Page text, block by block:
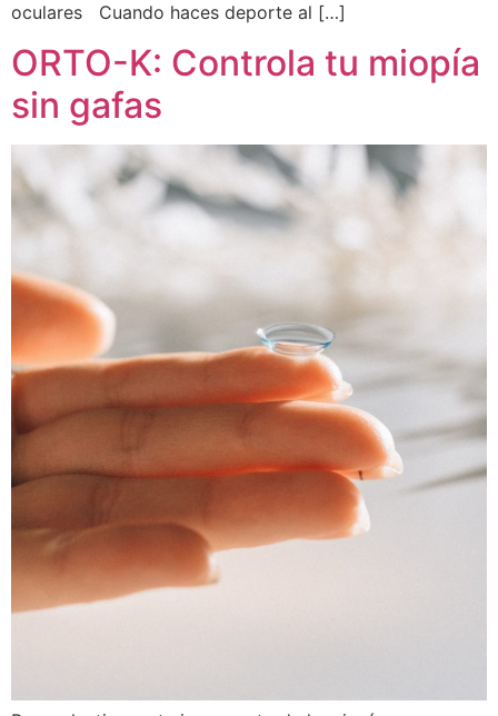
oculares Cuando haces deporte al […]
ORTO-K: Controla tu miopía
sin gafas